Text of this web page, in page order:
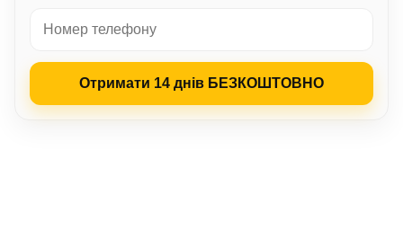
Отримати 14 днів БЕЗКОШТОВНО